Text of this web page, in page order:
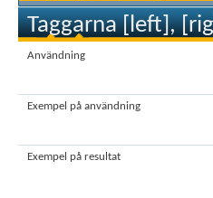
Taggarna [left],
Användning
Exempel på användning
Exempel på resultat